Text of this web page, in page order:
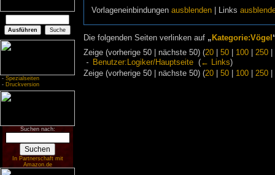
- Spezialseiten
- Druckversion
Suchen nach:
In Partnerschaft mit
Amazon.de
Vorlageneinbindungenausblenden | Links
Die folgenden Seiten verlinken auf „ Kategorie:Vögel
Zeige (vorherige 50 | nächste 50) (20| 50| 100| 250|
Benutzer:Logiker/Hauptseite‎ (← Links)
Zeige (vorherige 50 | nächste 50) (20| 50| 100| 250|